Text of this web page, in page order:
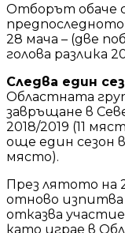
Отборът обаче
28 мача – (две
голова разлика
Следва един
Областната
завръщане в
2018/2019 (11
още един сезон в
място).
През лятото на
отново
отказва
като играе в